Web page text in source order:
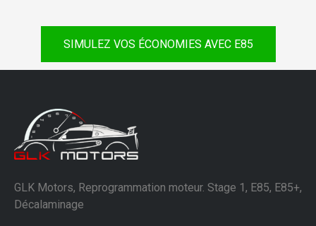
SIMULEZ VOS ÉCONOMIES AVEC E85
GLK Motors, Reprogrammation moteur. Stage 1, E85, E85+,
Décalaminage